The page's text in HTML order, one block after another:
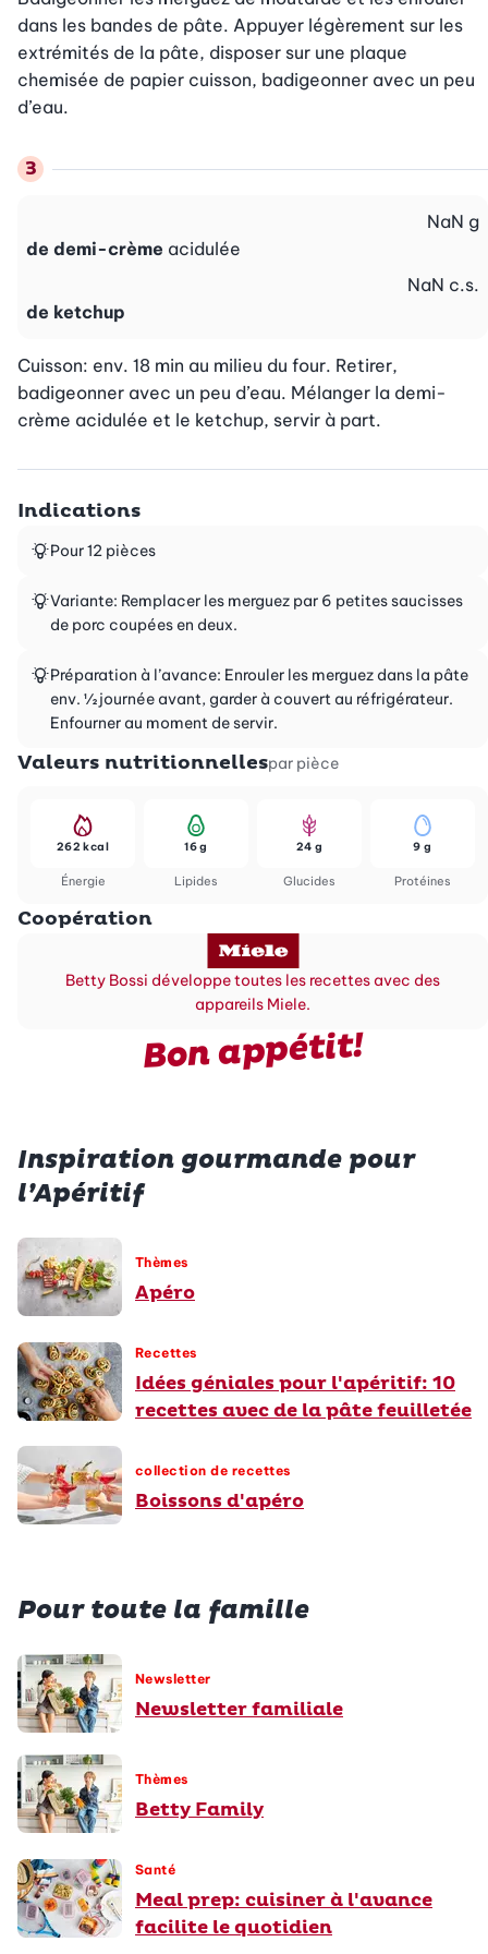
dans les bandes de pâte. Appuyer légèrement sur les
extrémités de la pâte, disposer sur une plaque
chemisée de papier cuisson, badigeonner avec un peu
d’eau.
de demi-crème acidulée
NaN g
de ketchup
NaN c.s.
Cuisson: env. 18 min au milieu du four. Retirer,
badigeonner avec un peu d’eau. Mélanger la demi-
crème acidulée et le ketchup, servir à part.
Indications
Pour 12 pièces
Variante: Remplacer les merguez par 6 petites saucisses
de porc coupées en deux.
Préparation à l’avance: Enrouler les merguez dans la pâte
env. ½ journée avant, garder à couvert au réfrigérateur.
Enfourner au moment de servir.
Valeurs nutritionnellespar pièce
Énergie
262 kcal
Lipides
16 g
Glucides
24 g
Protéines
9 g
Coopération
Betty Bossi développe toutes les recettes avec des
appareils Miele.
Bon appétit!
Inspiration gourmande pour
l’Apéritif
Thèmes
Apéro
Recettes
Idées géniales pour l'apéritif: 10
recettes avec de la pâte feuilletée
collection de recettes
Boissons d'apéro
Pour toute la famille
Newsletter
Newsletter familiale
Thèmes
Betty Family
Santé
Meal prep: cuisiner à l'avance
facilite le quotidien